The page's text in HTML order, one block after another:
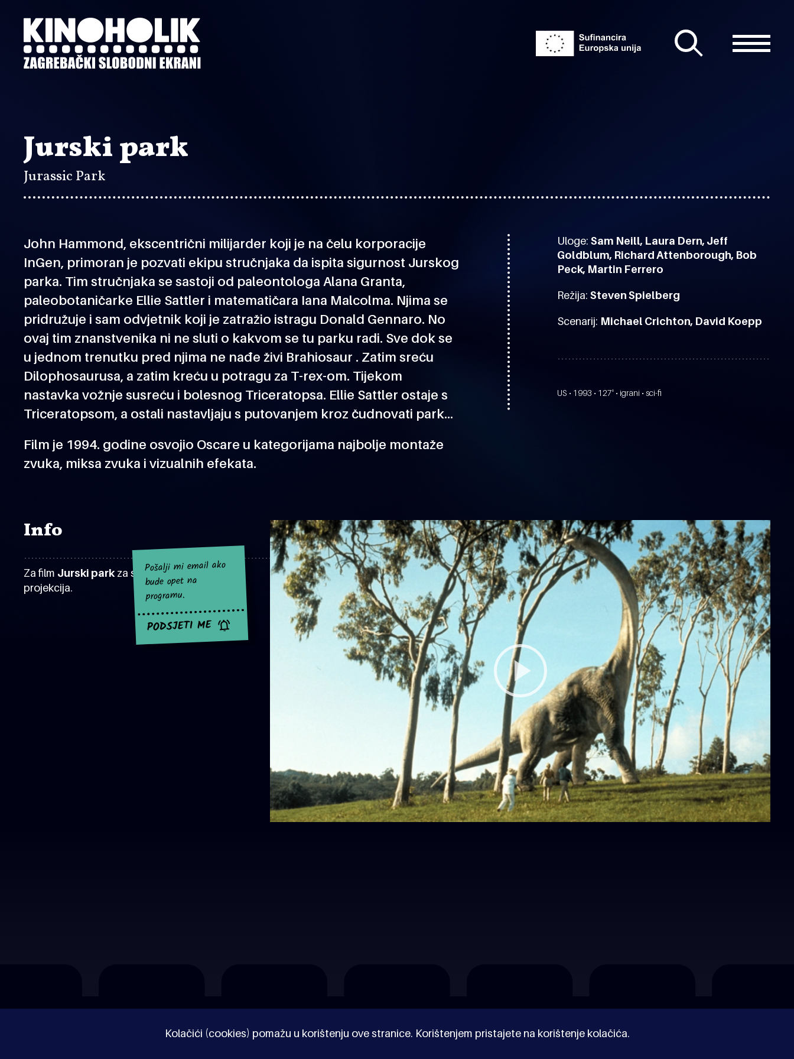
sadržaj
Kolačići (cookies) pomažu u korištenju ove stranice. Korištenjem pristajete na korištenje kolačića.
Jurski park
Jurassic Park
John Hammond, ekscentrični milijarder koji je na čelu korporacije
InGen, primoran je pozvati ekipu stručnjaka da ispita sigurnost Jurskog
parka. Tim stručnjaka se sastoji od paleontologa Alana Granta,
paleobotaničarke Ellie Sattler i matematičara Iana Malcolma. Njima se
pridružuje i sam odvjetnik koji je zatražio istragu Donald Gennaro. No
ovaj tim znanstvenika ni ne sluti o kakvom se tu parku radi. Sve dok se
u jednom trenutku pred njima ne nađe živi Brahiosaur . Zatim sreću
Dilophosaurusa, a zatim kreću u potragu za T-rex-om. Tijekom
nastavka vožnje susreću i bolesnog Triceratopsa. Ellie Sattler ostaje s
Triceratopsom, a ostali nastavljaju s putovanjem kroz čudnovati park…
Film je 1994. godine osvojio Oscare u kategorijama najbolje montaže
zvuka, miksa zvuka i vizualnih efekata.
Uloge:Sam Neill, Laura Dern, Jeff
Goldblum, Richard Attenborough, Bob
Peck, Martin Ferrero
Režija:Steven Spielberg
Scenarij: Michael Crichton, David Koepp
US • 1993 • 127' • igrani • sci-fi
Info
Za film Jurski parkza sad nema najavljenih
projekcija.
Pošalji mi email ako
bude opet na
programu.
PODSJETI ME